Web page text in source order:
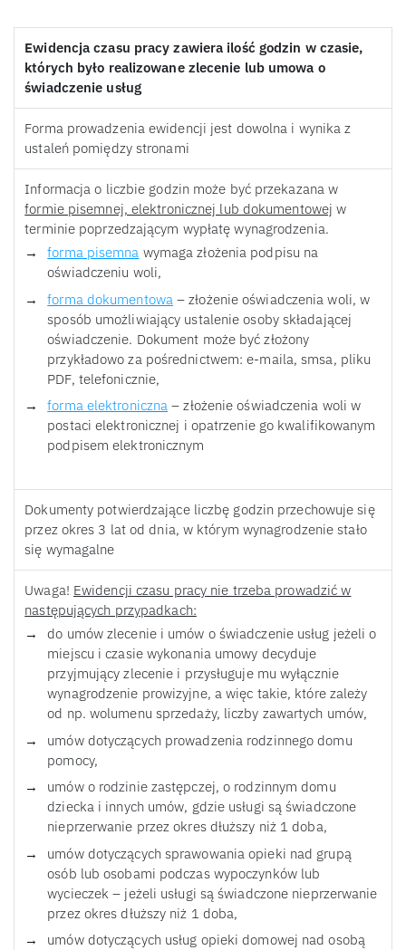
Ewidencja czasu pracy zawiera ilość godzin w czasie,
których było realizowane zlecenie lub umowa o
świadczenie usług
Forma prowadzenia ewidencji jest dowolna i wynika z
ustaleń pomiędzy stronami
Informacja o liczbie godzin może być przekazana w
formie pisemnej, elektronicznej lub dokumentowej w
terminie poprzedzającym wypłatę wynagrodzenia.
forma pisemna wymaga złożenia podpisu na
oświadczeniu woli,
forma dokumentowa – złożenie oświadczenia woli, w
sposób umożliwiający ustalenie osoby składającej
oświadczenie. Dokument może być złożony
przykładowo za pośrednictwem: e-maila, smsa, pliku
PDF, telefonicznie,
forma elektroniczna – złożenie oświadczenia woli w
postaci elektronicznej i opatrzenie go kwalifikowanym
podpisem elektronicznym
Dokumenty potwierdzające liczbę godzin przechowuje się
przez okres 3 lat od dnia, w którym wynagrodzenie stało
się wymagalne
Uwaga! Ewidencji czasu pracy nie trzeba prowadzić w
następujących przypadkach:
do umów zlecenie i umów o świadczenie usług jeżeli o
miejscu i czasie wykonania umowy decyduje
przyjmujący zlecenie i przysługuje mu wyłącznie
wynagrodzenie prowizyjne, a więc takie, które zależy
od np. wolumenu sprzedaży, liczby zawartych umów,
umów dotyczących prowadzenia rodzinnego domu
pomocy,
umów o rodzinie zastępczej, o rodzinnym domu
dziecka i innych umów, gdzie usługi są świadczone
nieprzerwanie przez okres dłuższy niż 1 doba,
umów dotyczących sprawowania opieki nad grupą
osób lub osobami podczas wypoczynków lub
wycieczek – jeżeli usługi są świadczone nieprzerwanie
przez okres dłuższy niż 1 doba,
umów dotyczących usług opieki domowej nad osobą